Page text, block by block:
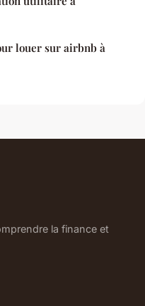
louer sur airbnb à
la finance et